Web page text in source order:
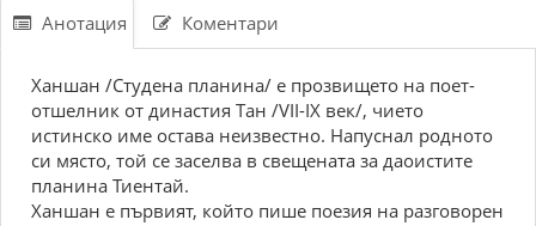
Анотация Коментари
Ханшан /Студена планина/ е прозвището на поет-
отшелник от династия Тан /VII-IX век/, чието
истинско име остава неизвестно. Напуснал родното
си място, той се заселва в свещената за даоистите
планина Тиентай.
Ханшан е първият, който пише поезия на разговорен